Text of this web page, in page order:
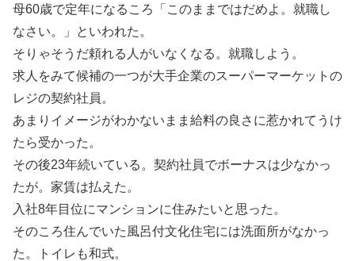
母60歳で定年になるころ「このままではだめよ。就職し
なさい。」といわれた。
そりゃそうだ頼れる人がいなくなる。就職しよう。
求人をみて候補の一つが大手企業のスーパーマーケットの
レジの契約社員。
あまりイメージがわかないまま給料の良さに惹かれてうけ
たら受かった。
その後23年続いている。契約社員でボーナスは少なかっ
たが。家賃は払えた。
入社8年目位にマンションに住みたいと思った。
そのころ住んでいた風呂付文化住宅には洗面所がなかっ
た。トイレも和式。